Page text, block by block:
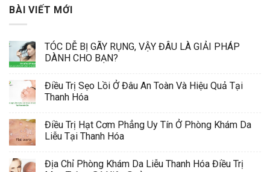
BÀI VIẾT MỚI
TÓC DỄ BỊ GÃY RỤNG, VẬY ĐÂU LÀ GIẢI PHÁP
DÀNH CHO BẠN?
Điều Trị Sẹo Lồi Ở Đâu An Toàn Và Hiệu Quả Tại
Thanh Hóa
Điều Trị Hạt Cơm Phẳng Uy Tín Ở Phòng Khám Da
Liễu Tại Thanh Hóa
Địa Chỉ Phòng Khám Da Liễu Thanh Hóa Điều Trị